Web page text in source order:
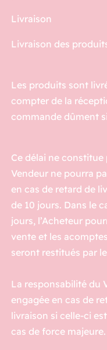
Livraison
Livraison des
Les produits sont
compter de la
commande dûment
Ce délai ne
Vendeur ne pourra
en cas de retard de
de 10 jours. Dans le
jours, l’Acheteur
vente et les
seront restitués par
La responsabilité du
engagée en cas de
livraison si celle-ci
cas de force majeure.